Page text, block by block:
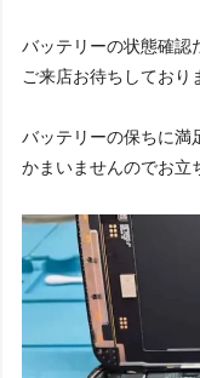
バッテリーの状態確認
ご来店お待ちしており
バッテリーの保ちに満
かまいませんのでお立